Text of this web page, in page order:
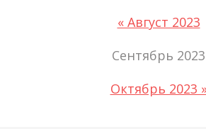
« Август 2023
Сентябрь 2023
Октябрь 2023